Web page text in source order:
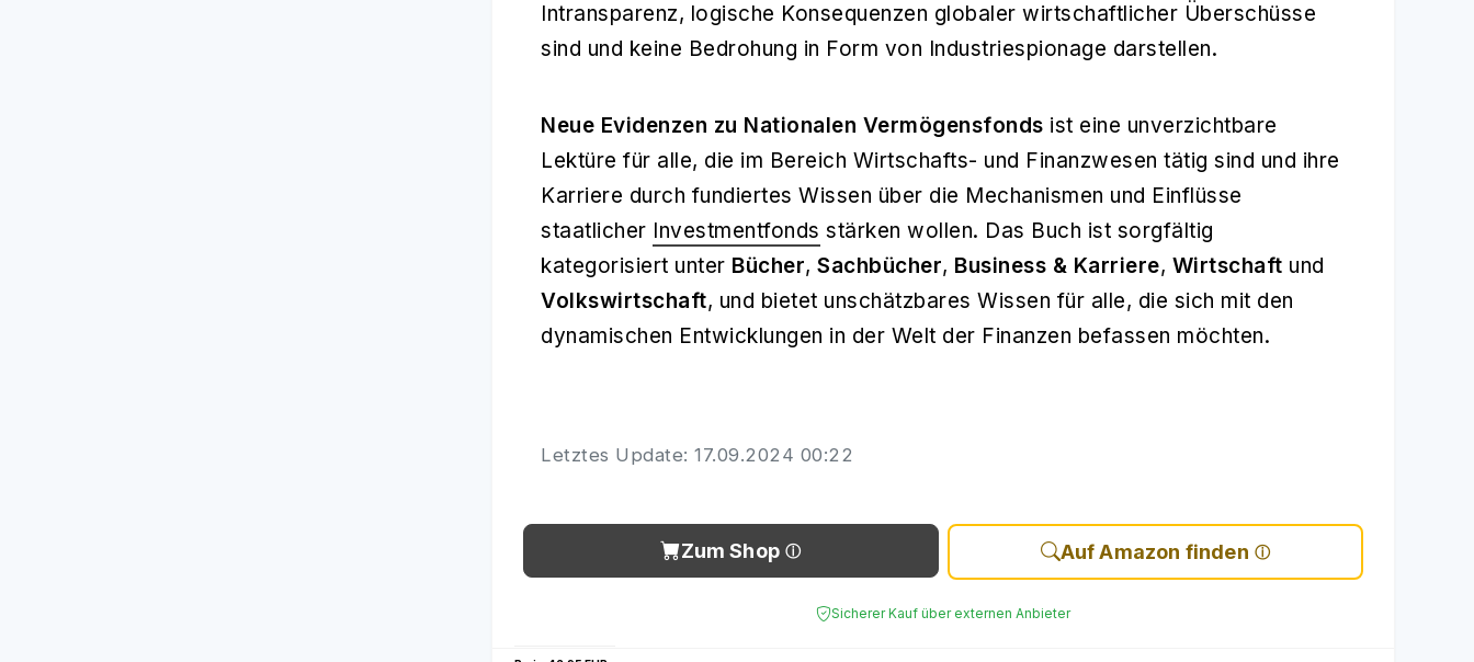
Intransparenz, logische Konsequenzen globaler wirtschaftlicher Überschüsse
sind und keine Bedrohung in Form von Industriespionage darstellen.
Neue Evidenzen zu Nationalen Vermögensfonds ist eine unverzichtbare
Lektüre für alle, die im Bereich Wirtschafts- und Finanzwesen tätig sind und ihre
Karriere durch fundiertes Wissen über die Mechanismen und Einflüsse
staatlicher Investmentfonds stärken wollen. Das Buch ist sorgfältig
kategorisiert unter Bücher, Sachbücher, Business & Karriere, Wirtschaft und
Volkswirtschaft, und bietet unschätzbares Wissen für alle, die sich mit den
dynamischen Entwicklungen in der Welt der Finanzen befassen möchten.
Letztes Update: 17.09.2024 00:22
Zum Shop Auf Amazon finden
Sicherer Kauf über externen Anbieter